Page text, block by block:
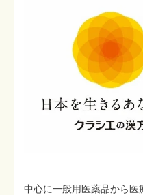
中心に一般用医薬品から